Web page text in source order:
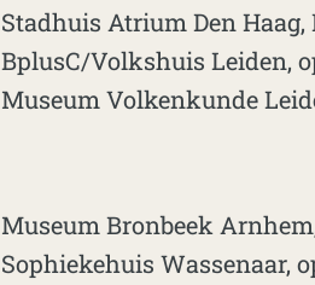
Stadhuis Atrium Den
BplusC/Volkshuis Leiden,
Museum Volkenkunde
Museum Bronbeek
Sophiekehuis Wassenaar,